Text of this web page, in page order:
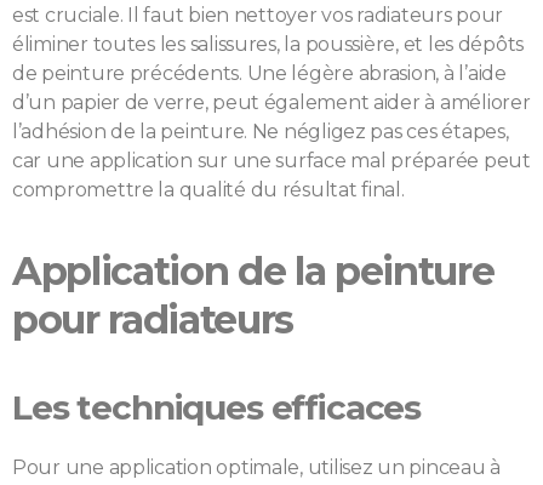
est cruciale. Il faut bien nettoyer vos radiateurs pour
éliminer toutes les salissures, la poussière, et les dépôts
de peinture précédents. Une légère abrasion, à l’aide
d’un papier de verre, peut également aider à améliorer
l’adhésion de la peinture. Ne négligez pas ces étapes,
car une application sur une surface mal préparée peut
compromettre la qualité du résultat final.
Application de la peinture
pour radiateurs
Les techniques efficaces
Pour une application optimale, utilisez un pinceau à